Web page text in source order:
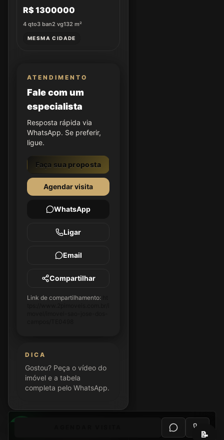
R$ 1300000
4 qto3 ban2 vg132 m²
MESMA CIDADE
ATENDIMENTO
Fale com um
especialista
Resposta rápida via
WhatsApp. Se preferir,
ligue.
Faça sua proposta
Agendar visita
WhatsApp
Ligar
Email
Compartilhar
Link de compartilhamento:
DICA
Gostou? Peça o vídeo do
imóvel e a tabela
completa pelo WhatsApp.
📝